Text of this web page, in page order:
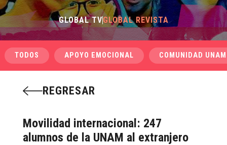
GLOBAL TVGLOBAL REVISTA
TODOS APOYO EMOCIONAL COMUNIDAD UNAM
REGRESAR
Movilidad internacional: 247
alumnos de la UNAM al extranjero